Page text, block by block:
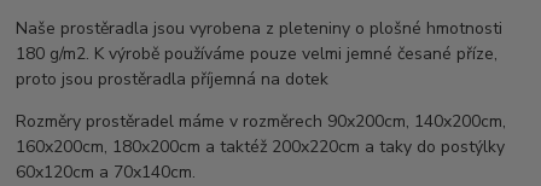
Naše prostěradla jsou vyrobena z pleteniny o plošné hmotnosti
180 g/m2. K výrobě používáme pouze velmi jemné česané příze,
proto jsou prostěradla příjemná na dotek
Rozměry prostěradel máme v rozměrech 90x200cm, 140x200cm,
160x200cm, 180x200cm a taktéž 200x220cm a taky do postýlky
60x120cm a 70x140cm.